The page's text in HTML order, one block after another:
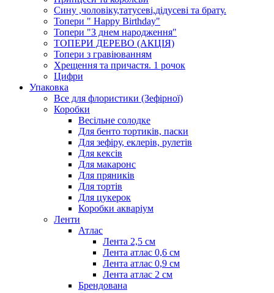
Сину ,чоловіку,татусеві,дідусеві та брату.
Топери " Happy Birthday"
Топери "З днем народження"
ТОПЕРИ ДЕРЕВО (АКЦІЯ)
Топери з гравіюванням
Хрещення та причастя. 1 рочок
Цифри
Упаковка
Все для флористики (Зефірної)
Коробки
Весільне солодке
Для бенто тортиків, паски
Для зефіру, еклерів, рулетів
Для кексів
Для макаронс
Для пряників
Для тортів
Для цукерок
Коробки акваріум
Ленти
Атлас
Лента 2,5 см
Лента атлас 0,6 см
Лента атлас 0,9 см
Лента атлас 2 см
Брендована